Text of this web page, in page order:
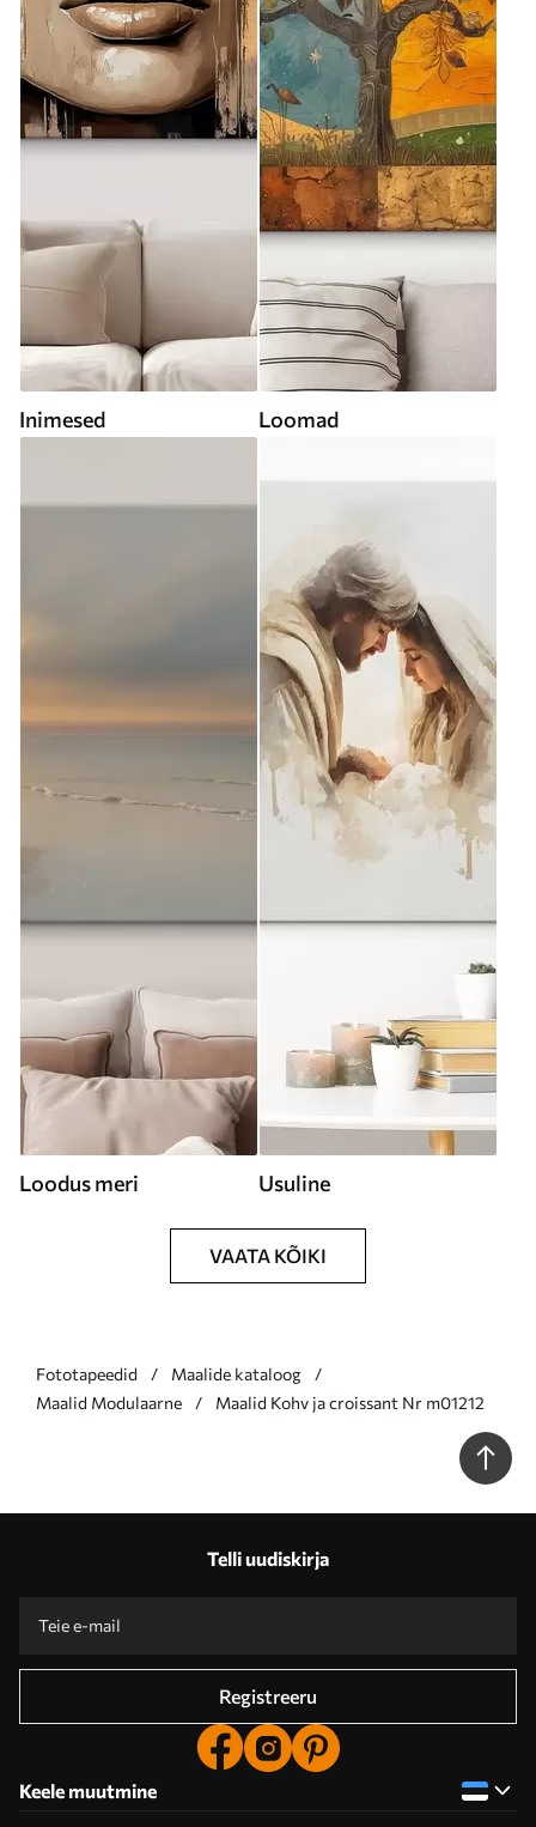
Inimesed Loomad
Loodus meri Usuline
VAATA KÕIKI
Fototapeedid
Maalide kataloog
Maalid Modulaarne
Maalid Kohv ja croissant Nr m01212
Telli uudiskirja
Registreeru
Keele muutmine